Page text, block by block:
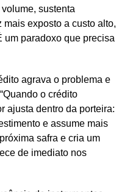
sustenta
exposto a custo alto,
um paradoxo que precisa
agrava o problema e
o crédito
ajusta dentro da porteira:
e assume mais
safra e cria um
de imediato nos